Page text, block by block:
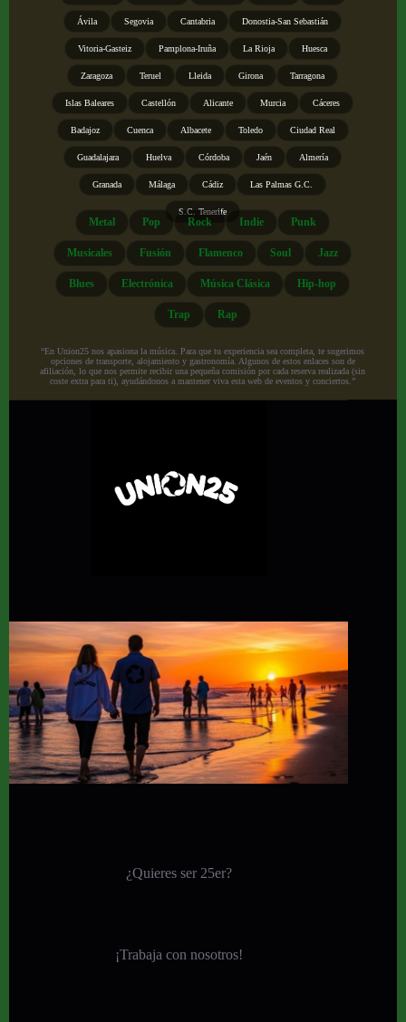
Ávila Segovia Cantabria Donostia-San Sebastián
Vitoria-Gasteiz Pamplona-Iruña La Rioja Huesca
Zaragoza Teruel Lleida Girona Tarragona
Islas Baleares Castellón Alicante Murcia Cáceres
Badajoz Cuenca Albacete Toledo Ciudad Real
Guadalajara Huelva Córdoba Jaén Almería
Granada Málaga Cádiz Las Palmas G.C.
S.C. Tenerife
Metal Pop Rock Indie Punk
Musicales Fusión Flamenco Soul Jazz
Blues Electrónica Música Clásica Hip-hop
Trap Rap
“En Union25 nos apasiona la música. Para que tu experiencia sea completa, te sugerimos
opciones de transporte, alojamiento y gastronomía. Algunos de estos enlaces son de
afiliación, lo que nos permite recibir una pequeña comisión por cada reserva realizada (sin
coste extra para ti), ayudándonos a mantener viva esta web de eventos y conciertos.”
¿Quieres ser 25er?
¡Trabaja con nosotros!